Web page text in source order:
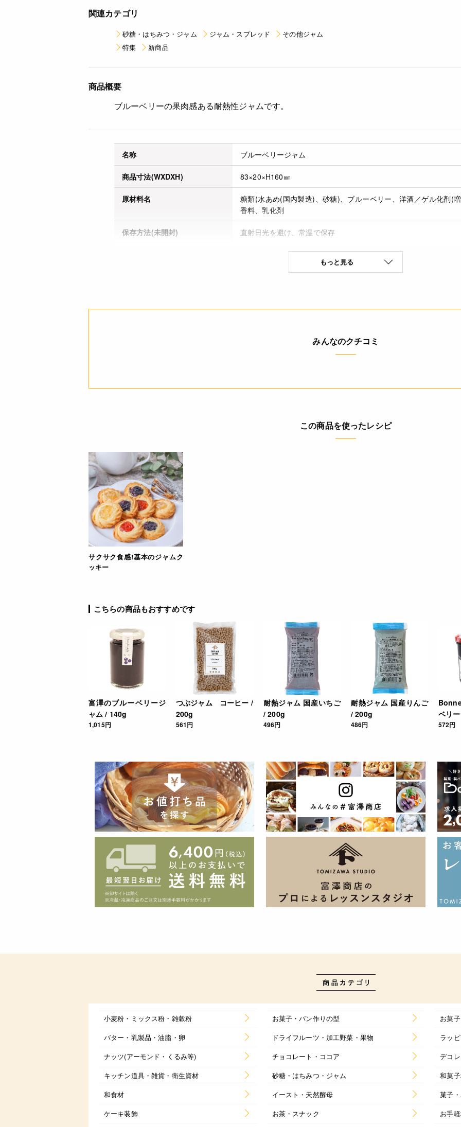
関連カテゴリ
砂糖・はちみつ・ジャム ジャム・スプレッド
その他ジャム
特集
新商品
商品概要
ブルーベリーの果肉感ある耐熱性ジャムです。
名称 ブルーベリージャム
商品寸法(WXDXH) 83×20×H160㎜
原材料名
糖類(水あめ(国内製造)、砂糖)、ブルーベリー、洋酒／ゲル化剤(
香料、乳化剤
保存方法(未開封) 直射日光を避け、常温で保存
使用上の注意：焼成条件は目安です。包み方や焼き時間・温度に
◆商品の在庫・販売状況について◆
ありません。予めご了承ください。
ご利用方法
JANコード
もっと見る
みんなのクチコミ
この商品を使ったレシピ
サクサク食感!基本のジャムク
ッキー
こちらの商品もおすすめです
富澤のブルーベリージ
ャム / 140g
1,015円
つぶジャム コーヒー /
200g
561円
耐熱ジャム 国産いちご
/ 200g
496円
耐熱ジャム 国産りんご
/ 200g
486円
ベリ
572円
小麦粉・ミックス粉・雑穀粉 お菓子・パン作りの型
お菓
バター・乳製品・油脂・卵
ドライフルーツ・加工野菜・果物
ラッ
ナッツ(アーモンド・くるみ等)
チョコレート・ココア
デコ
キッチン道具・雑貨・衛生資材
砂糖・はちみつ・ジャム
和菓
和食材
イースト・天然酵母
菓子
ケーキ装飾
お茶・スナック お手